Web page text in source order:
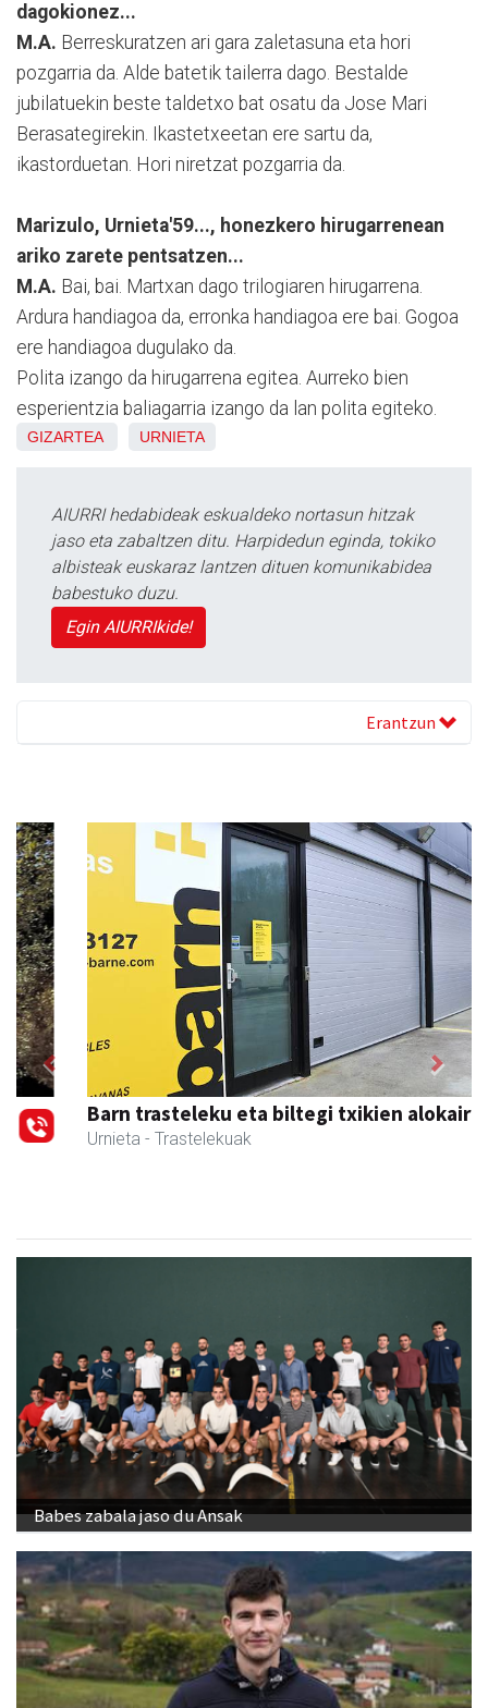
dagokionez...
M.A. Berreskuratzen ari gara zaletasuna eta hori
pozgarria da. Alde batetik tailerra dago. Bestalde
jubilatuekin beste taldetxo bat osatu da Jose Mari
Berasategirekin. Ikastetxeetan ere sartu da,
ikastorduetan. Hori niretzat pozgarria da.
Marizulo, Urnieta'59..., honezkero hirugarrenean
ariko zarete pentsatzen...
M.A. Bai, bai. Martxan dago trilogiaren hirugarrena.
Ardura handiagoa da, erronka handiagoa ere bai. Gogoa
ere handiagoa dugulako da.
Polita izango da hirugarrena egitea. Aurreko bien
esperientzia baliagarria izango da lan polita egiteko.
GIZARTEA URNIETA
AIURRI hedabideak eskualdeko nortasun hitzak
jaso eta zabaltzen ditu. Harpidedun eginda, tokiko
albisteak euskaraz lantzen dituen komunikabidea
babestuko duzu.
Egin AIURRIkide!
Erantzun
Barn trasteleku eta biltegi txikien alokairua
Urnieta - Trastelekuak
Previous Next
Babes zabala jaso du Ansak